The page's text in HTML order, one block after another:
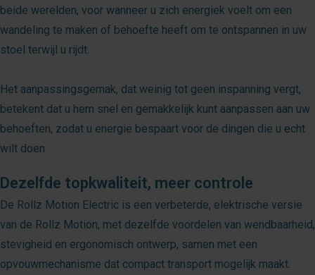
beide werelden, voor wanneer u zich energiek voelt om een
wandeling te maken of behoefte heeft om te ontspannen in uw
stoel terwijl u rijdt.
Het aanpassingsgemak, dat weinig tot geen inspanning vergt,
betekent dat u hem snel en gemakkelijk kunt aanpassen aan uw
behoeften, zodat u energie bespaart voor de dingen die u echt
wilt doen
Dezelfde topkwaliteit, meer controle
De Rollz Motion Electric is een verbeterde, elektrische versie
van de Rollz Motion, met dezelfde voordelen van wendbaarheid,
stevigheid en ergonomisch ontwerp, samen met een
opvouwmechanisme dat compact transport mogelijk maakt.